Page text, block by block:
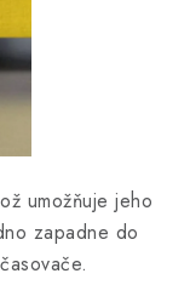
umožňuje jeho
zapadne do